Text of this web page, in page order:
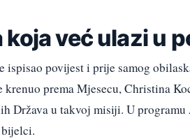
koja već ulazi u
ispisao povijest i prije samog
prema Mjesecu, Christina
Država u takvoj misiji. U